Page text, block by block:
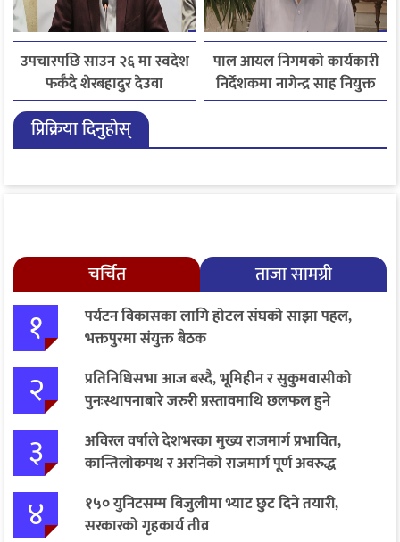
उपचारपछि साउन २६ मा स्वदेश
फर्कँदै शेरबहादुर देउवा
पाल आयल निगमको कार्यकारी
निर्देशकमा नागेन्द्र साह नियुक्त
प्रिक्रिया दिनुहोस्
चर्चित ताजा सामग्री
१
पर्यटन विकासका लागि होटल संघको साझा पहल,
भक्तपुरमा संयुक्त बैठक
२
प्रतिनिधिसभा आज बस्दै, भूमिहीन र सुकुमवासीको
पुनःस्थापनाबारे जरुरी प्रस्तावमाथि छलफल हुने
३
अविरल वर्षाले देशभरका मुख्य राजमार्ग प्रभावित,
कान्तिलोकपथ र अरनिको राजमार्ग पूर्ण अवरुद्ध
४
१५० युनिटसम्म बिजुलीमा भ्याट छुट दिने तयारी,
सरकारको गृहकार्य तीव्र